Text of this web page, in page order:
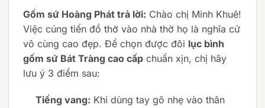
Gốm sứ Hoàng Phát trả lời: Chào chị Minh Khuê!
Việc cúng tiến đồ thờ vào nhà thờ họ là nghĩa cử
vô cùng cao đẹp. Để chọn được đôi lục bình
gốm sứ Bát Tràng cao cấp chuẩn xịn, chị hãy
lưu ý 3 điểm sau:
Tiếng vang: Khi dùng tay gõ nhẹ vào thân